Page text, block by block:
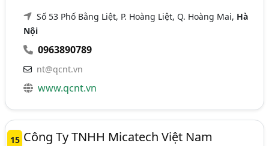
Số 53 Phố Bằng Liệt, P. Hoàng Liệt, Q. Hoàng Mai, Hà
Nội
0963890789
nt@qcnt.vn
www.qcnt.vn
15 Công Ty TNHH Micatech Việt Nam